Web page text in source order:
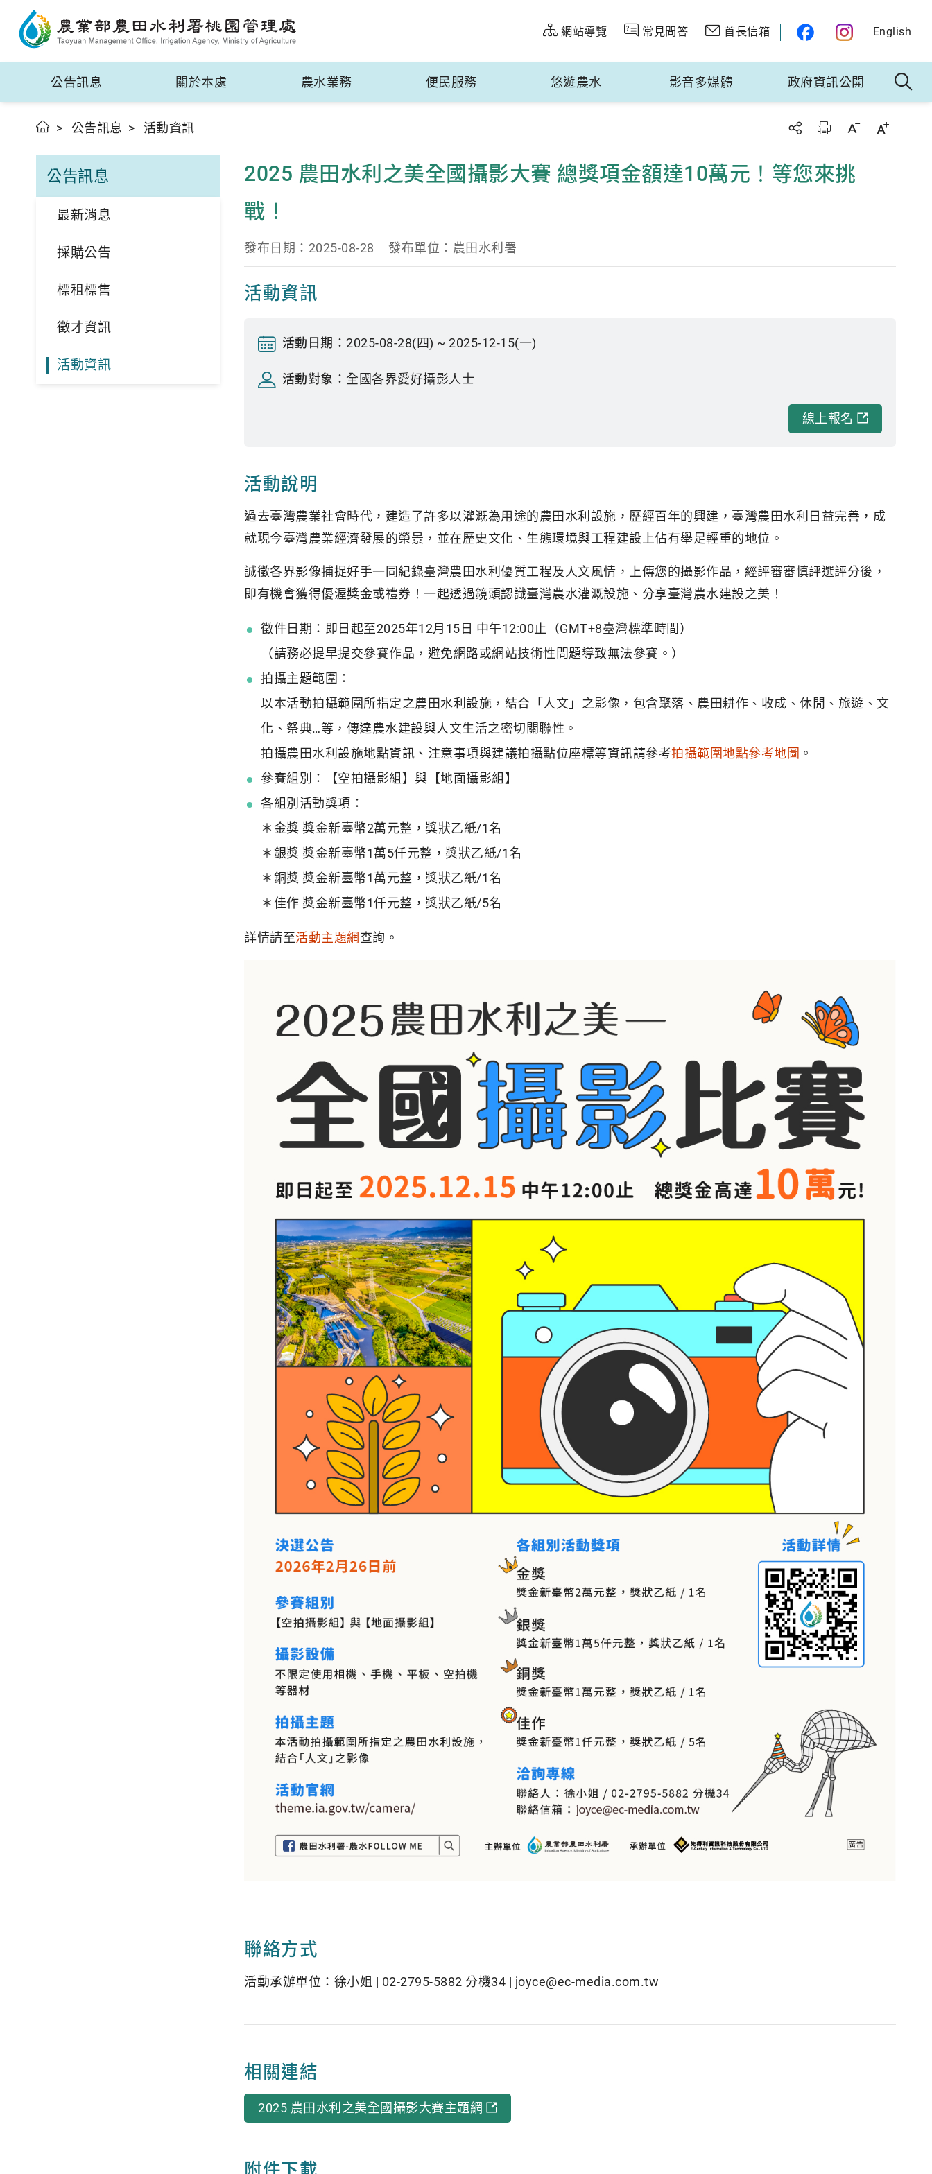
網站導覽 常見問答 首長信箱 English
公告訊息 關於本處 農水業務 便民服務 悠遊農水 影音多媒體 政府資訊公開
公告訊息 活動資訊
公告訊息
最新消息
採購公告
標租標售
徵才資訊
活動資訊
2025 農田水利之美全國攝影大賽 總獎項金額達10萬元！等您來挑
戰！
發布日期：2025-08-28 發布單位：農田水利署
活動資訊
活動日期： 2025-08-28(四) ~ 2025-12-15(一)
活動對象： 全國各界愛好攝影人士
線上報名
活動說明
過去臺灣農業社會時代，建造了許多以灌溉為用途的農田水利設施，歷經百年的興建，臺灣農田水利日益完善，成
就現今臺灣農業經濟發展的榮景，並在歷史文化、生態環境與工程建設上佔有舉足輕重的地位。
誠徵各界影像捕捉好手一同紀錄臺灣農田水利優質工程及人文風情，上傳您的攝影作品，經評審審慎評選評分後，
即有機會獲得優渥獎金或禮券！一起透過鏡頭認識臺灣農水灌溉設施、分享臺灣農水建設之美！
徵件日期：即日起至2025年12月15日 中午12:00止（GMT+8臺灣標準時間）
（請務必提早提交參賽作品，避免網路或網站技術性問題導致無法參賽。）
拍攝主題範圍：
以本活動拍攝範圍所指定之農田水利設施，結合「人文」之影像，包含聚落、農田耕作、收成、休閒、旅遊、文
化、祭典…等，傳達農水建設與人文生活之密切關聯性。
拍攝農田水利設施地點資訊、注意事項與建議拍攝點位座標等資訊請參考拍攝範圍地點參考地圖 。
參賽組別：【空拍攝影組】與【地面攝影組】
各組別活動獎項：
＊金獎 獎金新臺幣2萬元整，獎狀乙紙/1名
＊銀獎 獎金新臺幣1萬5仟元整，獎狀乙紙/1名
＊銅獎 獎金新臺幣1萬元整，獎狀乙紙/1名
＊佳作 獎金新臺幣1仟元整，獎狀乙紙/5名
詳情請至活動主題網查詢。
聯絡方式
活動承辦單位：徐小姐 | 02-2795-5882 分機34 | joyce@ec-media.com.tw
相關連結
2025 農田水利之美全國攝影大賽主題網